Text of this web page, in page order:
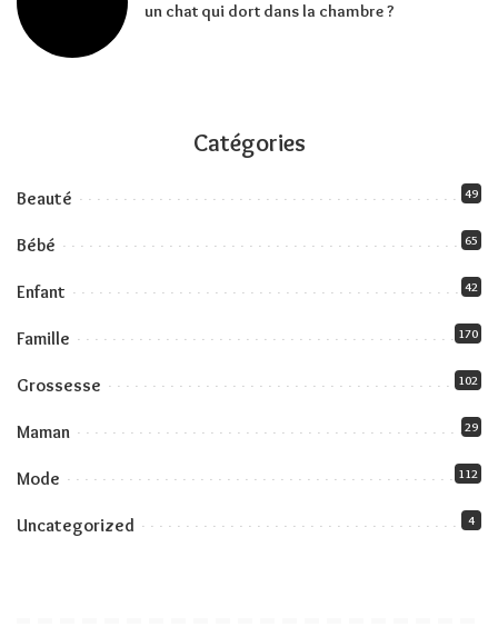
un chat qui dort dans la chambre ?
Catégories
Beauté 49
Bébé 65
Enfant 42
Famille 170
Grossesse 102
Maman 29
Mode 112
Uncategorized 4